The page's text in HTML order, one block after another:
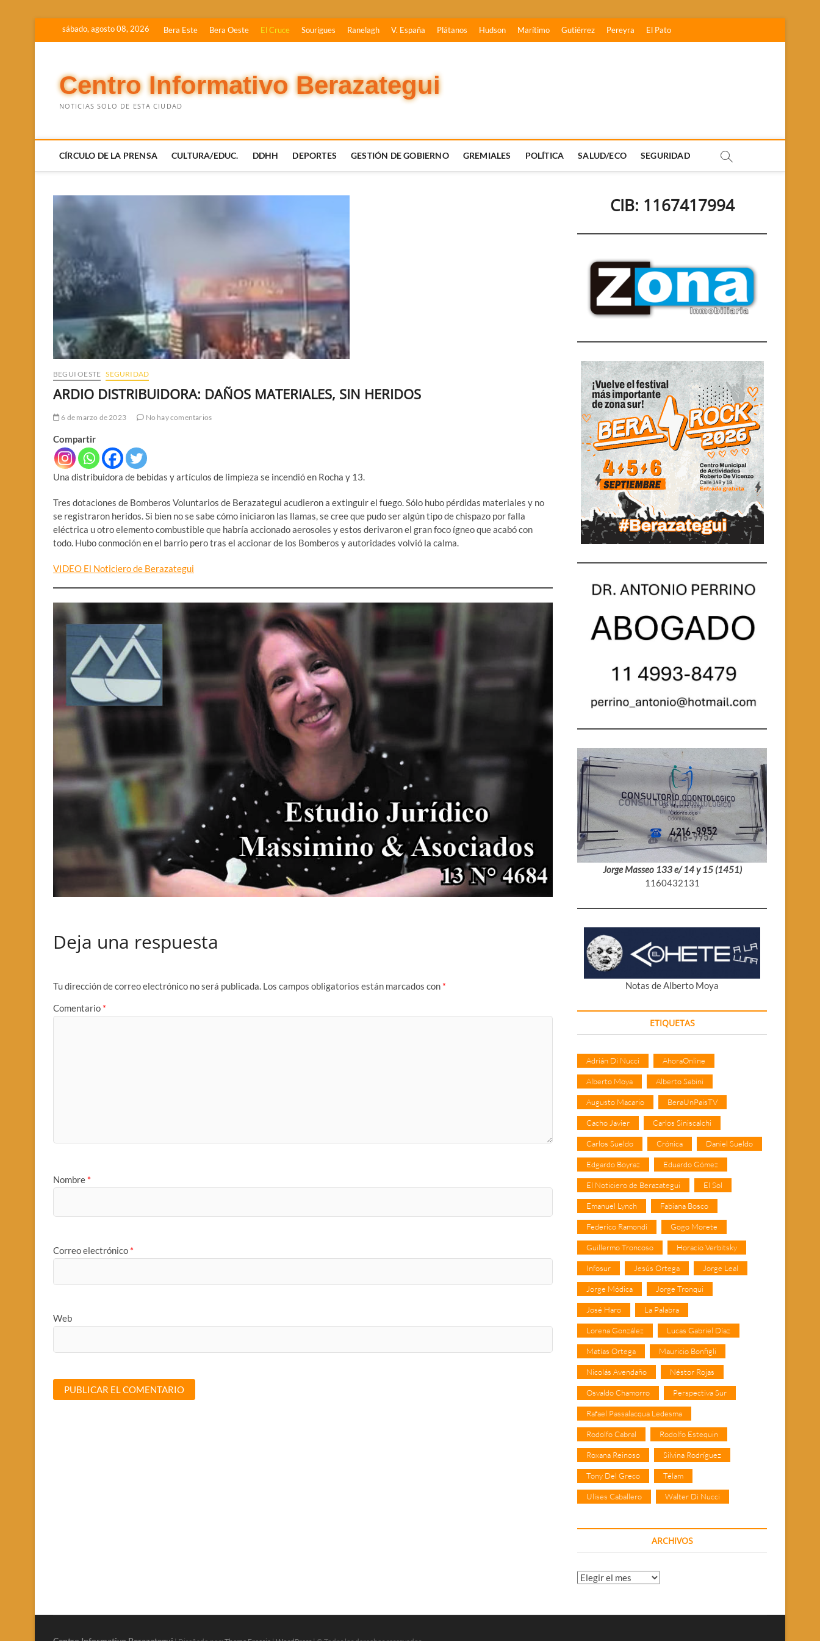
sábado, agosto 08, 2026 Bera Este Bera Oeste El Cruce Sourigues Ranelagh V. España Plátanos Hudson Marítimo Gutiérrez Pereyra El Pato
Centro Informativo Berazategui
NOTICIAS SOLO DE ESTA CIUDAD
CÍRCULO DE LA PRENSA CULTURA/EDUC. DDHH DEPORTES GESTIÓN DE GOBIERNO GREMIALES POLÍTICA SALUD/ECO SEGURIDAD
BEGUI OESTE SEGURIDAD
ARDIO DISTRIBUIDORA: DAÑOS MATERIALES, SIN HERIDOS
6 de marzo de 2023 No hay comentarios
Compartir
Una distribuidora de bebidas y artículos de limpieza se incendió en Rocha y 13.
Tres dotaciones de Bomberos Voluntarios de Berazategui acudieron a extinguir el fuego. Sólo hubo pérdidas materiales y no
se registraron heridos. Si bien no se sabe cómo iniciaron las llamas, se cree que pudo ser algún tipo de chispazo por falla
eléctrica u otro elemento combustible que habría accionado aerosoles y estos derivaron el gran foco ígneo que acabó con
todo. Hubo conmoción en el barrio pero tras el accionar de los Bomberos y autoridades volvió la calma.
VIDEO El Noticiero de Berazategui
Deja una respuesta
Tu dirección de correo electrónico no será publicada. Los campos obligatorios están marcados con *
Comentario *
Nombre *
Correo electrónico *
Web
CIB: 1167417994
Jorge Masseo 133 e/ 14 y 15 (1451)
1160432131
Notas de Alberto Moya
ETIQUETAS
Adrián Di Nucci AhoraOnline
Alberto Moya Alberto Sabini
Augusto Macario BeraUnPaisTV
Cacho Javier Carlos Siniscalchi
Carlos Sueldo Crónica Daniel Sueldo
Edgardo Boyraz Eduardo Gómez
El Noticiero de Berazategui El Sol
Emanuel Lynch Fabiana Bosco
Federico Ramondi Gogo Morete
Guillermo Troncoso Horacio Verbitsky
Infosur Jesús Ortega Jorge Leal
Jorge Módica Jorge Tronqui
José Haro La Palabra
Lorena González Lucas Gabriel Díaz
Matías Ortega Mauricio Bonfigli
Nicolás Avendaño Néstor Rojas
Osvaldo Chamorro Perspectiva Sur
Rafael Passalacqua Ledesma
Rodolfo Cabral Rodolfo Estequin
Roxana Reinoso Silvina Rodríguez
Tony Del Greco Télam
Ulises Caballero Walter Di Nucci
ARCHIVOS
Archivos